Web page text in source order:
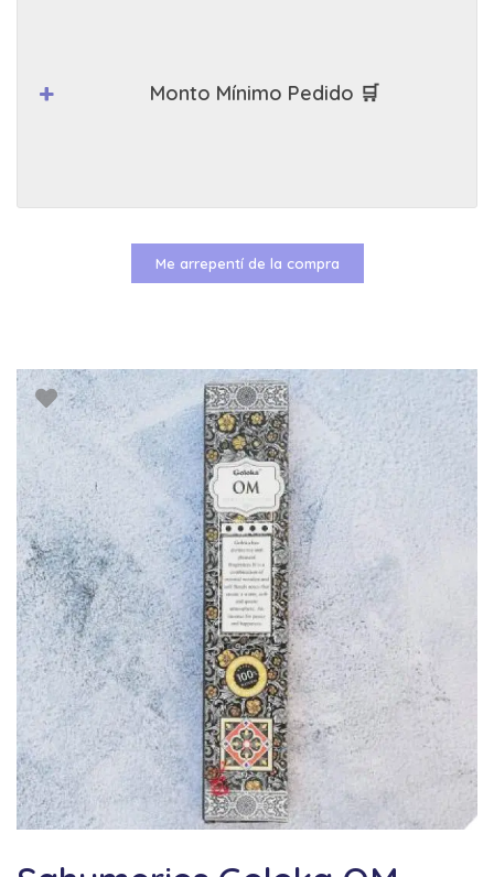
Monto Mínimo Pedido 🛒
Me arrepentí de la compra